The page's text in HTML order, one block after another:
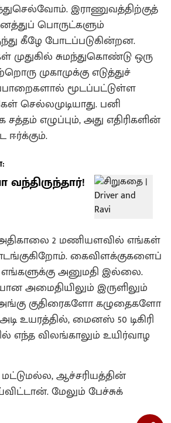
இராணுவத்திற்குத்
பொருட்களும்
கீழே போடப்படுகின்றன.
சுமந்துகொண்டு ஒரு
முகாமுக்கு எடுத்துச்
மூடப்பட்டுள்ள
செல்லமுடியாது. பனி
எழுப்பும், அது எதிரிகளின்
ஈர்க்கும்.
வந்திருந்தார்!
2 மணியளவில் எங்கள்
கைவிளக்குகளைப்
அனுமதி இல்லை.
அமைதியிலும் இருளிலும்
குதிரைகளோ கழுதைகளோ
அடி உயரத்தில், மைனஸ் 50 டிகிரி
எந்த விலங்காலும் உயிர்வாழ
மட்டுமல்ல, ஆச்சரியத்தின்
மேலும் பேச்சுக்